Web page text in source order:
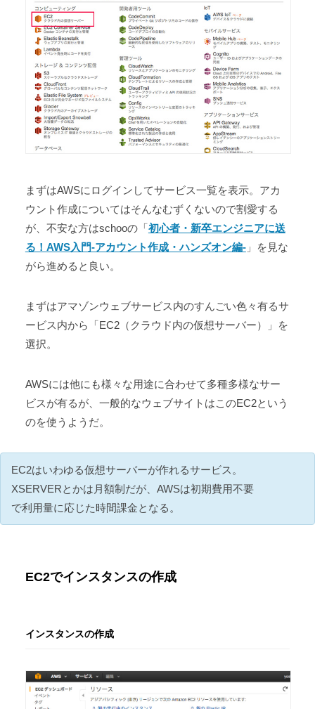
まずはAWSにログインしてサービス一覧を表示。アカ
ウント作成についてはそんなむずくないので割愛する
が、不安な方はschooの「初心者・新卒エンジニアに送
る！AWS入門-アカウント作成・ハンズオン編-」を見な
がら進めると良い。
まずはアマゾンウェブサービス内のすんごい色々有るサ
ービス内から「EC2（クラウド内の仮想サーバー）」を
選択。
AWSには他にも様々な用途に合わせて多種多様なサー
ビスが有るが、一般的なウェブサイトはこのEC2という
のを使うようだ。
EC2はいわゆる仮想サーバーが作れるサービス。
XSERVERとかは月額制だが、AWSは初期費用不要
で利用量に応じた時間課金となる。
EC2でインスタンスの作成
インスタンスの作成